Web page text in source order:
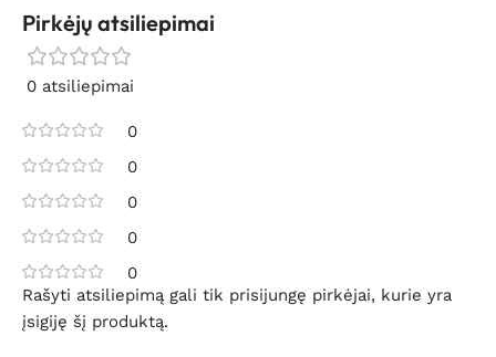
Pirkėjų atsiliepimai
0 atsiliepimai
0
0
0
0
0
Rašyti atsiliepimą gali tik prisijungę pirkėjai, kurie yra
įsigiję šį produktą.